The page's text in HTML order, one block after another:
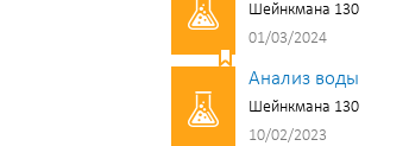
Шейнкмана 130
01/03/2024
Анализ воды
Шейнкмана 130
10/02/2023